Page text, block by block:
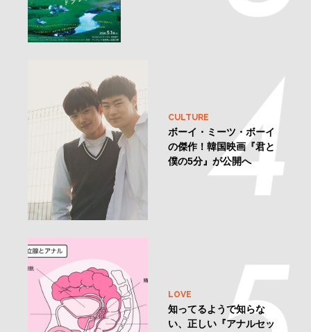
CULTURE
ボーイ・ミーツ・ボーイ
の傑作！韓国映画『君と
僕の5分』が公開へ
LOVE
知ってるようで知らな
い、正しい『アナルセッ